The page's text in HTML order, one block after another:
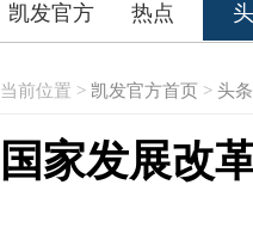
凯发官方 热点
当前位置 > 凯发官方首页 > 头条
国家发展改